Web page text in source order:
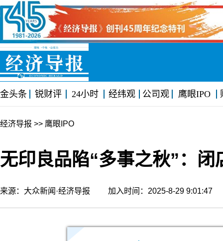
金头条 锐财评 24小时 经纬观 公司观 鹰眼IPO
经济导报 >> 鹰眼IPO
无印良品陷“多事之秋”：
来源：大众新闻·经济导报 加入时间：2025-8-29